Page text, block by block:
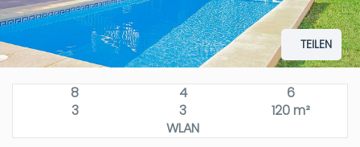
TEILEN
8 4
6
3
3
120 m²
WLAN